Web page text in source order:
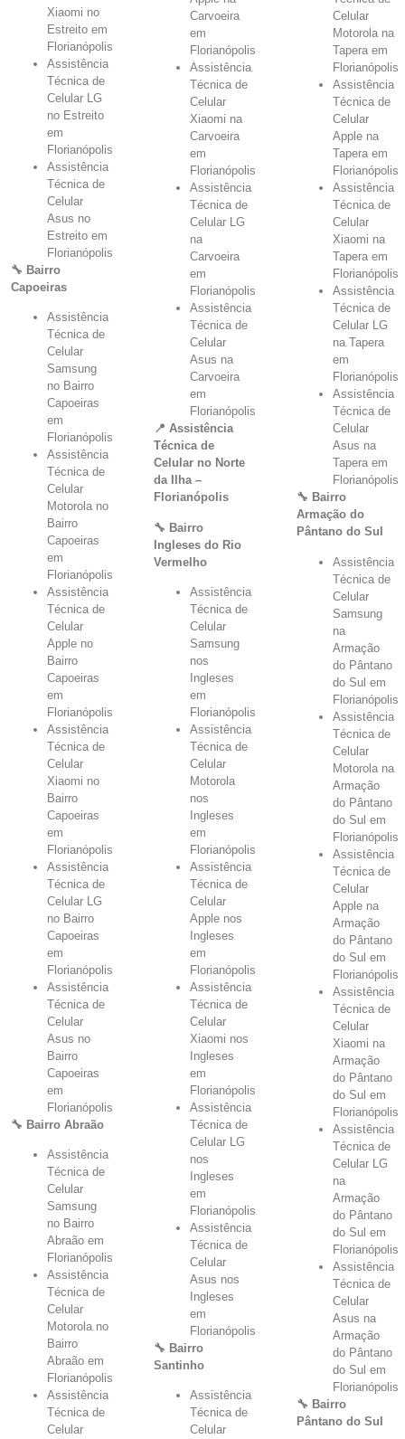
Xiaomi no
Estreito em
Florianópolis
Assistência
Técnica de
Celular LG
no Estreito
em
Florianópolis
Assistência
Técnica de
Celular
Asus no
Estreito em
Florianópolis
🔧 Bairro
Capoeiras
Assistência
Técnica de
Celular
Samsung
no Bairro
Capoeiras
em
Florianópolis
Assistência
Técnica de
Celular
Motorola no
Bairro
Capoeiras
em
Florianópolis
Assistência
Técnica de
Celular
Apple no
Bairro
Capoeiras
em
Florianópolis
Assistência
Técnica de
Celular
Xiaomi no
Bairro
Capoeiras
em
Florianópolis
Assistência
Técnica de
Celular LG
no Bairro
Capoeiras
em
Florianópolis
Assistência
Técnica de
Celular
Asus no
Bairro
Capoeiras
em
Florianópolis
🔧 Bairro Abraão
Assistência
Técnica de
Celular
Samsung
no Bairro
Abraão em
Florianópolis
Assistência
Técnica de
Celular
Motorola no
Bairro
Abraão em
Florianópolis
Assistência
Técnica de
Celular
Carvoeira
em
Florianópolis
Assistência
Técnica de
Celular
Xiaomi na
Carvoeira
em
Florianópolis
Assistência
Técnica de
Celular LG
na
Carvoeira
em
Florianópolis
Assistência
Técnica de
Celular
Asus na
Carvoeira
em
Florianópolis
📍 Assistência
Técnica de
Celular no Norte
da Ilha –
Florianópolis
🔧 Bairro
Ingleses do Rio
Vermelho
Assistência
Técnica de
Celular
Samsung
nos
Ingleses
em
Florianópolis
Assistência
Técnica de
Celular
Motorola
nos
Ingleses
em
Florianópolis
Assistência
Técnica de
Celular
Apple nos
Ingleses
em
Florianópolis
Assistência
Técnica de
Celular
Xiaomi nos
Ingleses
em
Florianópolis
Assistência
Técnica de
Celular LG
nos
Ingleses
em
Florianópolis
Assistência
Técnica de
Celular
Asus nos
Ingleses
em
Florianópolis
🔧 Bairro
Santinho
Assistência
Técnica de
Celular
Celular
Motorola na
Tapera em
Florianópolis
Assistência
Técnica de
Celular
Apple na
Tapera em
Florianópolis
Assistência
Técnica de
Celular
Xiaomi na
Tapera em
Florianópolis
Assistência
Técnica de
Celular LG
na Tapera
em
Florianópolis
Assistência
Técnica de
Celular
Asus na
Tapera em
Florianópolis
🔧 Bairro
Armação do
Pântano do Sul
Assistência
Técnica de
Celular
Samsung
na
Armação
do Pântano
do Sul em
Florianópolis
Assistência
Técnica de
Celular
Motorola na
Armação
do Pântano
do Sul em
Florianópolis
Assistência
Técnica de
Celular
Apple na
Armação
do Pântano
do Sul em
Florianópolis
Assistência
Técnica de
Celular
Xiaomi na
Armação
do Pântano
do Sul em
Florianópolis
Assistência
Técnica de
Celular LG
na
Armação
do Pântano
do Sul em
Florianópolis
Assistência
Técnica de
Celular
Asus na
Armação
do Pântano
do Sul em
Florianópolis
🔧 Bairro
Pântano do Sul